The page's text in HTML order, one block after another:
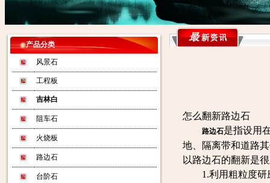
产品分类
风景石
工程板
吉林白
阻车石
火烧板
路边石
台阶石
怎么翻新路边石
路边石是指设用
地、隔离带和道路
以路边石的翻新是
1.利用粗粒度研